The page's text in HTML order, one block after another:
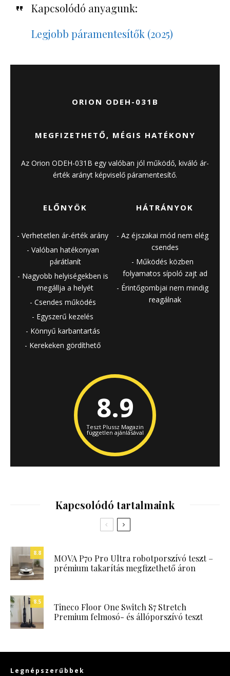
Kapcsolódó anyagunk:
Legjobb páramentesítők (2025)
ORION ODEH-031B
MEGFIZETHETŐ, MÉGIS HATÉKONY
Az Orion ODEH-031B egy valóban jól működő, kiváló ár-
érték arányt képviselő páramentesítő.
ELŐNYÖK
Verhetetlen ár-érték arány
Valóban hatékonyan
párátlanít
Nagyobb helyiségekben is
megállja a helyét
Csendes működés
Egyszerű kezelés
Könnyű karbantartás
Kerekeken gördíthető
HÁTRÁNYOK
Az éjszakai mód nem elég
csendes
Működés közben
folyamatos sípoló zajt ad
Érintőgombjai nem mindig
reagálnak
8.9
Teszt Plussz Magazin
független ajánlásával
Kapcsolódó tartalmaink
8.8
MOVA P70 Pro Ultra robotporszívó teszt –
prémium takarítás megfizethető áron
8.5
Tineco Floor One Switch S7 Stretch
Premium felmosó- és állóporszívó teszt
Legnépszerűbbek